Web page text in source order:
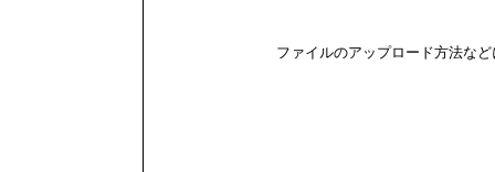
ファイルのアップロード方法な